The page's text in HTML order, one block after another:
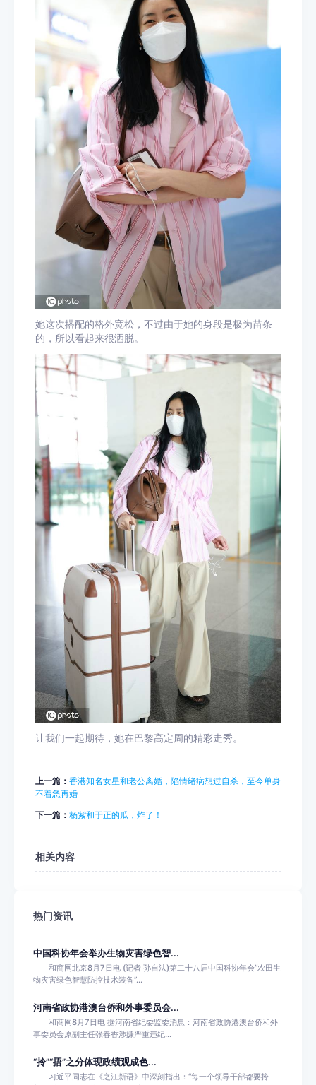
她这次搭配的格外宽松，不过由于她的身段是极为苗条
的，所以看起来很洒脱。 ​
让我们一起期待，她在巴黎高定周的精彩走秀。
上一篇： 香港知名女星和老公离婚，陷情绪病想过自杀，至今单身
不着急再婚
下一篇： 杨紫和于正的瓜，炸了！
相关内容
热门资讯
中国科协年会举办生物灾害绿色智...
和商网北京8月7日电 (记者 孙自法)第二十八届中国科协年会“农田生
物灾害绿色智慧防控技术装备”...
河南省政协港澳台侨和外事委员会...
和商网8月7日电 据河南省纪委监委消息：河南省政协港澳台侨和外
事委员会原副主任张春香涉嫌严重违纪...
“拎”“捂”之分体现政绩观成色...
习近平同志在《之江新语》中深刻指出：“每一个领导干部都要拎